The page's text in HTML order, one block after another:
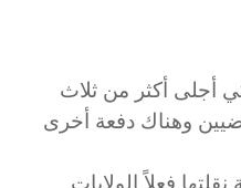
أكثر من ثلاث
وهناك دفعة أخرى
فعلاً الولايات